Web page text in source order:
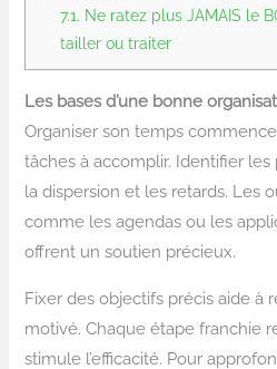
7.1. Ne ratez plus JAMAIS le
tailler ou traiter
Les bases d’une bonne
Organiser son temps
tâches à accomplir. Identifier les
la dispersion et les retards. Les
comme les agendas ou les
offrent un soutien précieux.
Fixer des objectifs précis aide à
motivé. Chaque étape franchie
stimule l’efficacité. Pour